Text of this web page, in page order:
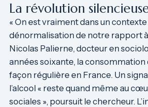
La révolution
« On est vraiment dans un
dénormalisation de notre rapport à
Nicolas Palierne, docteur en
années soixante, la consommation
façon régulière en France. Un
l’alcool « reste quand même au
sociales », poursuit le chercheur.